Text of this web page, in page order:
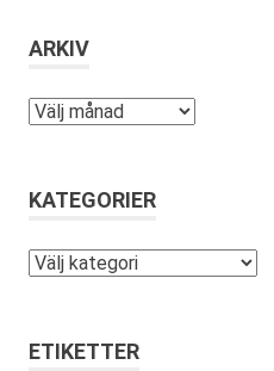
ARKIV
Arkiv
KATEGORIER
Kategorier
ETIKETTER